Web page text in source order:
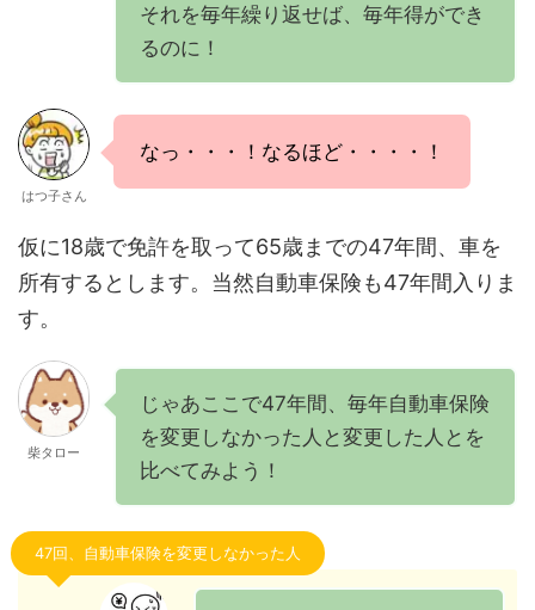
それを毎年繰り返せば、毎年得ができ
るのに！
はつ子さん
なっ・・・！なるほど・・・・！
仮に18歳で免許を取って65歳までの47年間、車を
所有するとします。当然自動車保険も47年間入りま
す。
柴タロー
じゃあここで47年間、毎年自動車保険
を変更しなかった人と変更した人とを
比べてみよう！
47回、自動車保険を変更しなかった人